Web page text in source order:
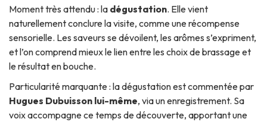
Moment très attendu : la dégustation. Elle vient
naturellement conclure la visite, comme une récompense
sensorielle. Les saveurs se dévoilent, les arômes s’expriment,
et l’on comprend mieux le lien entre les choix de brassage et
le résultat en bouche.
Particularité marquante : la dégustation est commentée par
Hugues Dubuisson lui-même, via un enregistrement. Sa
voix accompagne ce temps de découverte, apportant une